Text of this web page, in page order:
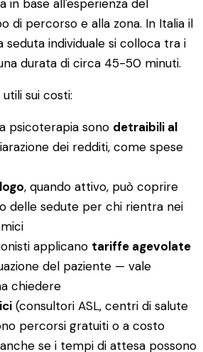
in base all'esperienza del
di percorso e alla zona. In Italia il
seduta individuale si colloca tra i
durata di circa 45-50 minuti.
sui costi:
psicoterapia sono detraibili al
dei redditi, come spese
, quando attivo, può coprire
delle sedute per chi rientra nei
applicano tariffe agevolate
del paziente — vale
chiedere
(consultori ASL, centri di salute
percorsi gratuiti o a costo
se i tempi di attesa possono